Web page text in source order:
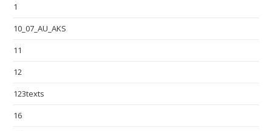
1
10_07_AU_AKS
11
12
123texts
16